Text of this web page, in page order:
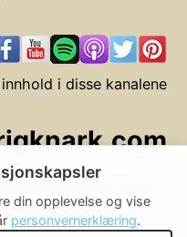
i disse kanalene
forbrukervalg
din opplevelse og vise
personvernerklæring.